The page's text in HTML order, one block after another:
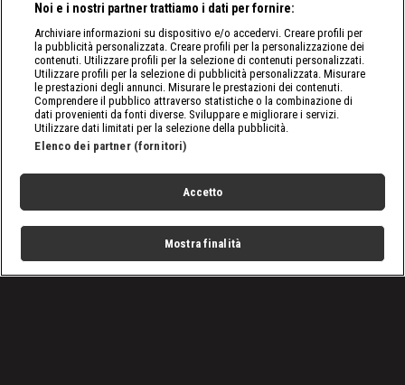
Noi e i nostri partner trattiamo i dati per fornire:
Archiviare informazioni su dispositivo e/o accedervi. Creare profili per
la pubblicità personalizzata. Creare profili per la personalizzazione dei
contenuti. Utilizzare profili per la selezione di contenuti personalizzati.
Utilizzare profili per la selezione di pubblicità personalizzata. Misurare
le prestazioni degli annunci. Misurare le prestazioni dei contenuti.
Comprendere il pubblico attraverso statistiche o la combinazione di
dati provenienti da fonti diverse. Sviluppare e migliorare i servizi.
Utilizzare dati limitati per la selezione della pubblicità.
Elenco dei partner (fornitori)
Accetto
Mostra finalità